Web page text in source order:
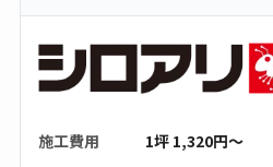
施工費用
1坪 1,320円〜